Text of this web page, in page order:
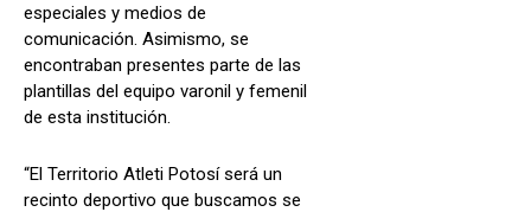
especiales y medios de
comunicación. Asimismo, se
encontraban presentes parte de las
plantillas del equipo varonil y femenil
de esta institución.
“El Territorio Atleti Potosí será un
recinto deportivo que buscamos se